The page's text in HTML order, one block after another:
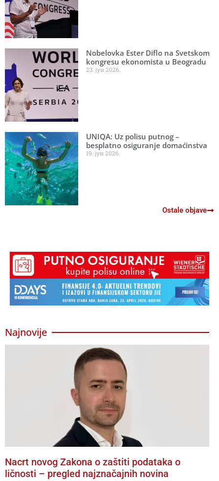
Nobelovka Ester Diflo na Svetskom
kongresu ekonomista u Beogradu
23. јун 2026.
UNIQA: Uz polisu putnog –
besplatno osiguranje domaćinstva
19. јун 2026.
Ostale objave
Najnovije
Nacrt novog Zakona o zaštiti podataka o
ličnosti – pregled najznačajnih novina